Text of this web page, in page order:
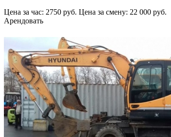
Цена за час: 2750 руб. Цена за смену: 22 000 руб.
Арендовать